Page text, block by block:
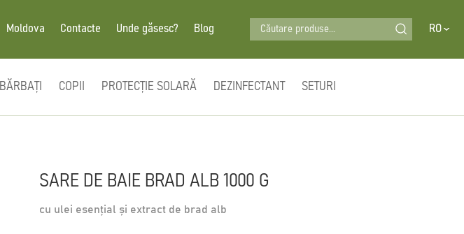
Moldova Contacte Unde găsesc? Blog Căutare produse... RO
BĂRBAȚI COPII PROTECȚIE SOLARĂ DEZINFECTANT SETURI
SARE DE BAIE BRAD ALB 1000 G
cu ulei esențial și extract de brad alb